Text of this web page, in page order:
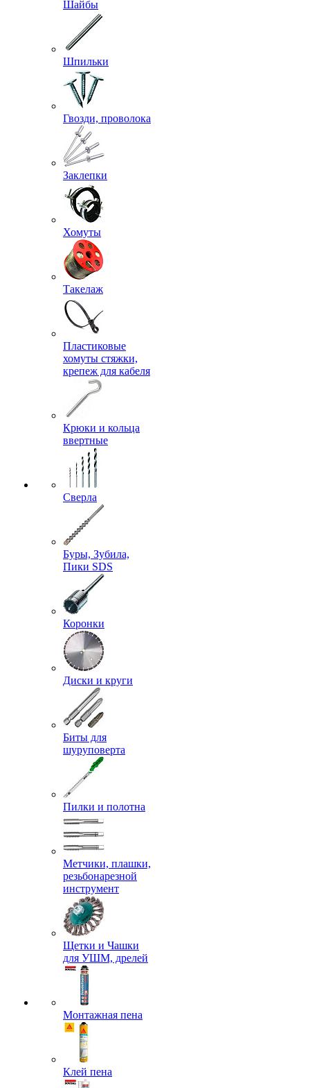
Шайбы
Шпильки
Гвозди, проволока
Заклепки
Хомуты
Такелаж
Пластиковые
хомуты стяжки,
крепеж для кабеля
Крюки и кольца
ввертные
Сверла
Буры, Зубила,
Пики SDS
Коронки
Диски и круги
Биты для
шуруповерта
Пилки и полотна
Метчики, плашки,
резьбонарезной
инструмент
Щетки и Чашки
для УШМ, дрелей
Монтажная пена
Клей пена